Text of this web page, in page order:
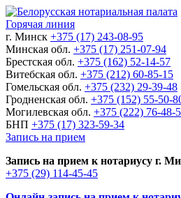
Горячая линия
г. Минск +375 (17) 243-08-95
Минская обл. +375 (17) 251-07-94
Брестская обл. +375 (162) 52-14-57
Витебская обл. +375 (212) 60-85-15
Гомельская обл. +375 (232) 29-39-48
Гродненская обл. +375 (152) 55-50-
Могилевская обл. +375 (222) 76-48-
БНП +375 (17) 323-59-34
Запись на прием
Запись на прием к нотариусу г.
+375 (29) 114-45-45